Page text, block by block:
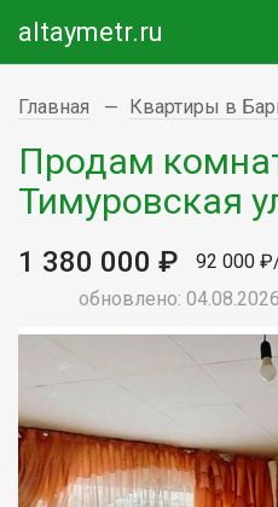
altaymetr.ru
Главная Квартиры в
Продам
Тимуровская
1 380 000 ₽
92 000
обновлено: 04.08.2026